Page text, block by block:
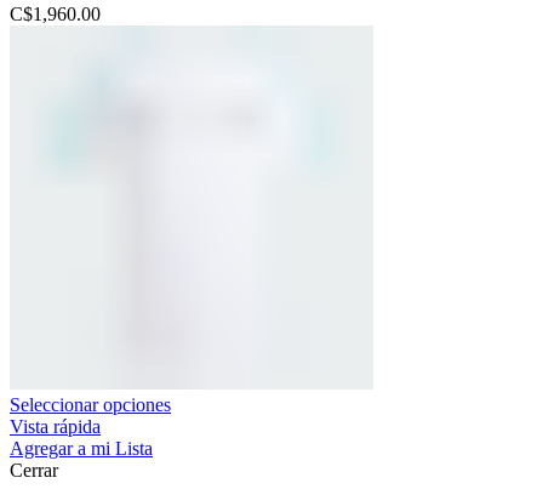
C$1,960.00
Seleccionar opciones
Vista rápida
Agregar a mi Lista
Cerrar